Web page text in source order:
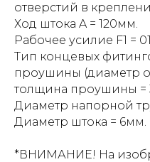
отверстий в
Ход штока A = 120мм.
Рабочее усилие F1 =
Тип концевых
проушины (диаметр
толщина проушины =
Диаметр напорной
Диаметр штока = 6мм.
*ВНИМАНИЕ! На